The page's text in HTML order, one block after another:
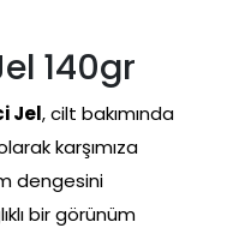
140gr
Jel, cilt bakımında
karşımıza
dengesini
bir görünüm